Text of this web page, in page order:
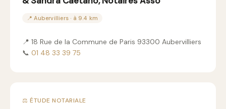
📍 Aubervilliers · à 9.4 km
📍 18 Rue de la Commune de Paris 93300 Aubervilliers
📞 01 48 33 39 75
⚖️ ÉTUDE NOTARIALE